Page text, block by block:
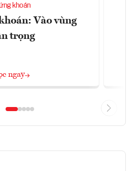
khoán
Vào vùng
trọng
ngay